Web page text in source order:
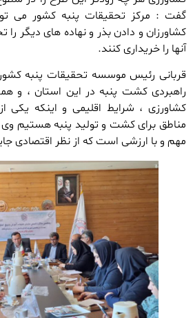
گفت : مرکز تحقیقات پنبه کشور می
کشاورزان و دادن بذر و نهاده های دیگر را
آنها را خریداری کنند.
قربانی رئیس موسسه تحقیقات پنبه
راهبردی کشت پنبه در این استان ، و
کشاورزی ، شرایط اقلیمی و اینکه یکی
مناطق برای کشت و تولید پنبه هستیم وی
مهم و با ارزشی است که از نظر اقتصادی